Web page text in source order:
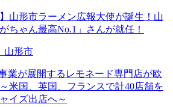
山形市ラーメン広報大使が誕生！山
ちゃん最高No.1」さんが就任！
山形市
業が展開するレモネード専門店が欧
米国、英国、フランスで計40店舗を
イズ出店へ～